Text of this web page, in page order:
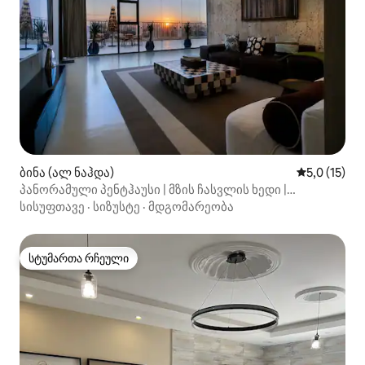
ბინა (ალ ნაჰდა) საშუალო
5,0 (15)
პანორამული პენტჰაუსი | მზის ჩასვლის ხედი |
2 საძინებელი
სისუფთავე · სიზუსტე · მდგომარეობა
სტუმართა რჩეული
სტუმართა რჩეული